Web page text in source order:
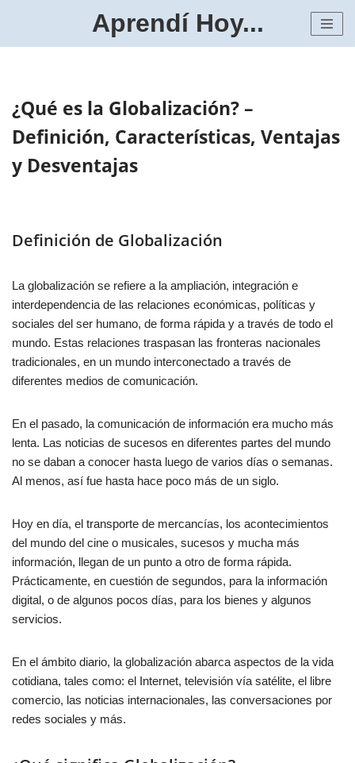
Aprendí Hoy...
¿Qué es la Globalización? –
Definición, Características, Ventajas
y Desventajas
Definición de Globalización
La globalización se refiere a la ampliación, integración e
interdependencia de las relaciones económicas, políticas y
sociales del ser humano, de forma rápida y a través de todo el
mundo. Estas relaciones traspasan las fronteras nacionales
tradicionales, en un mundo interconectado a través de
diferentes medios de comunicación.
En el pasado, la comunicación de información era mucho más
lenta. Las noticias de sucesos en diferentes partes del mundo
no se daban a conocer hasta luego de varios días o semanas.
Al menos, así fue hasta hace poco más de un siglo.
Hoy en día, el transporte de mercancías, los acontecimientos
del mundo del cine o musicales, sucesos y mucha más
información, llegan de un punto a otro de forma rápida.
Prácticamente, en cuestión de segundos, para la información
digital, o de algunos pocos días, para los bienes y algunos
servicios.
En el ámbito diario, la globalización abarca aspectos de la vida
cotidiana, tales como: el Internet, televisión vía satélite, el libre
comercio, las noticias internacionales, las conversaciones por
redes sociales y más.